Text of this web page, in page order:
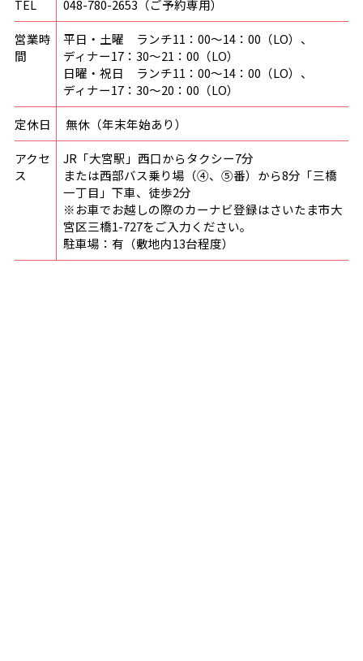
TEL
048-780-2653 （ご予約専用）
営業時
間
平日・土曜 ランチ11：00〜14：00（LO）、
ディナー17：30〜21：00（LO）
日曜・祝日 ランチ11：00〜14：00（LO）、
ディナー17：30〜20：00（LO）
定休日
無休（年末年始あり）
アクセ
ス
JR 「大宮駅」西口からタクシー7分
または西部バス乗り場（④、⑤番）から8分「三橋
一丁目」下車、徒歩2分
※お車でお越しの際のカーナビ登録はさいたま市大
宮区三橋1-727をご入力ください。
駐車場：有（敷地内13台程度）